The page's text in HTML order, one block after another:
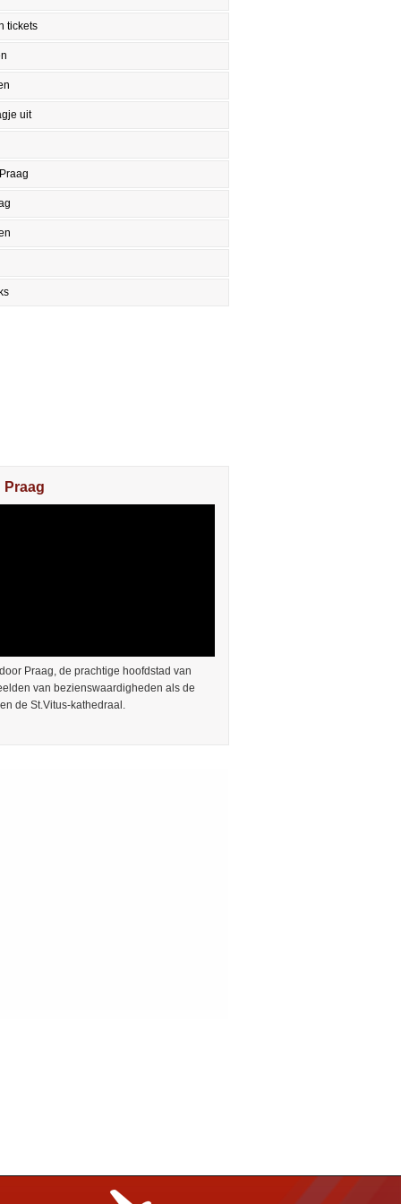
tickets
uit
Praag
Praag, de prachtige hoofdstad van
van bezienswaardigheden als de
de St.Vitus-kathedraal.